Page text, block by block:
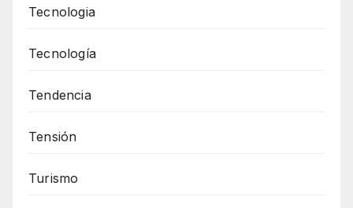
Tecnologia
Tecnología
Tendencia
Tensión
Turismo